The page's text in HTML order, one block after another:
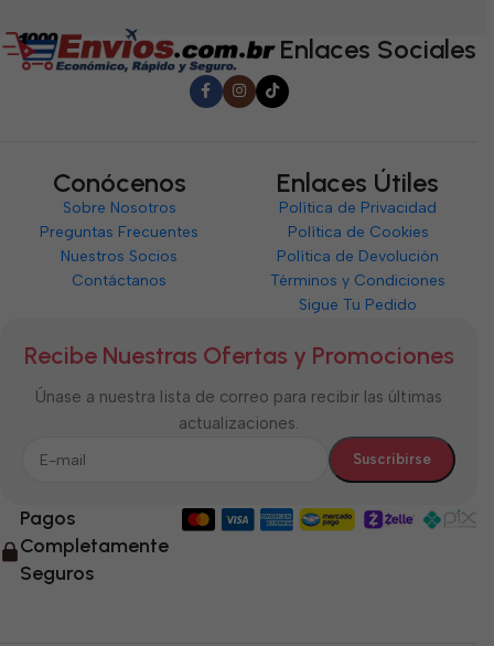
Enlaces Sociales
Conócenos
Sobre Nosotros
Preguntas Frecuentes
Nuestros Socios
Contáctanos
Enlaces Útiles
Política de Privacidad
Política de Cookies
Política de Devolución
Términos y Condiciones
Sigue Tu Pedido
Recibe Nuestras Ofertas y Promociones
Únase a nuestra lista de correo para recibir las últimas
actualizaciones.
Pagos
Completamente
Seguros